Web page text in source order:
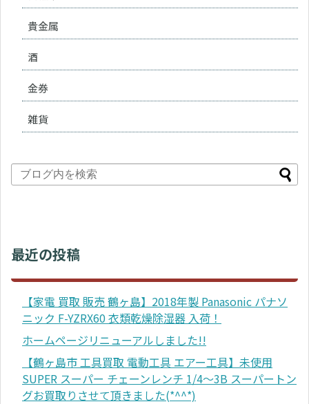
貴金属
酒
金券
雑貨
最近の投稿
【家電 買取 販売 鶴ヶ島】2018年製 Panasonic パナソ
ニック F-YZRX60 衣類乾燥除湿器 入荷！
ホームページリニューアルしました!!
【鶴ヶ島市 工具買取 電動工具 エアー工具】未使用
SUPER スーパー チェーンレンチ 1/4～3B スーパートン
グお買取りさせて頂きました(*^^*)